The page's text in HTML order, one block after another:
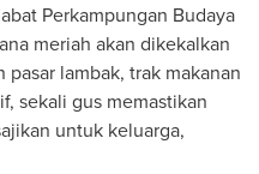
Perkampungan Budaya
meriah akan dikekalkan
lambak, trak makanan
sekali gus memastikan
untuk keluarga,